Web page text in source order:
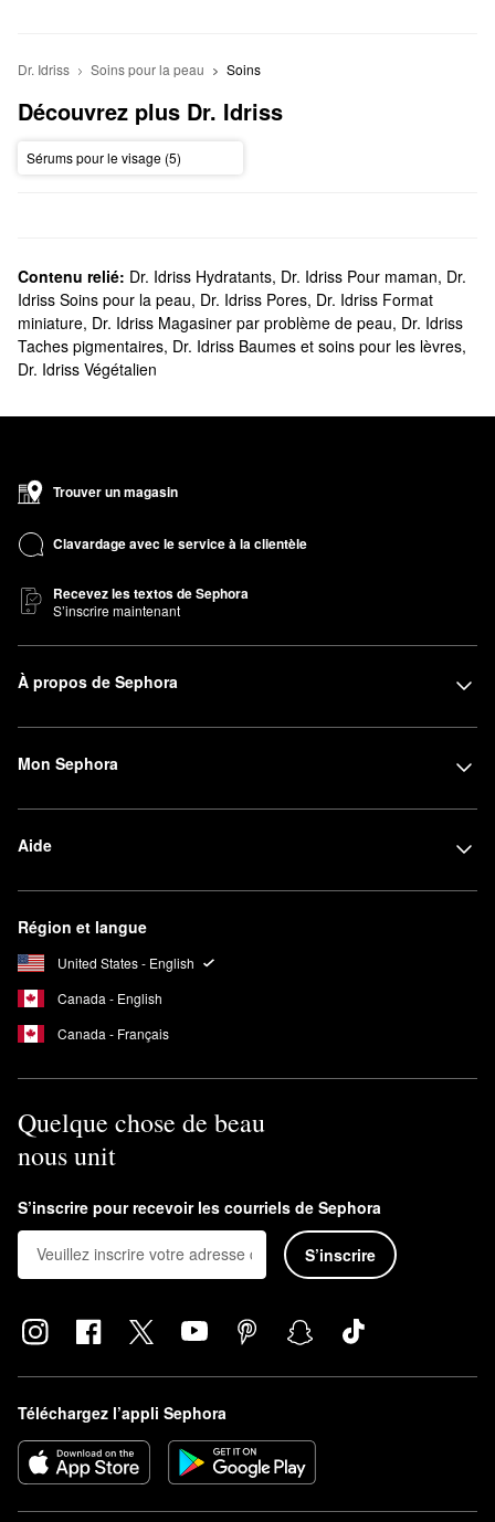
Dr. Idriss Soins pour la peau Soins
Découvrez plus Dr. Idriss
Sérums pour le visage (5)
Contenu relié: Dr. Idriss Hydratants, Dr. Idriss Pour maman, Dr.
Idriss Soins pour la peau, Dr. Idriss Pores, Dr. Idriss Format
miniature, Dr. Idriss Magasiner par problème de peau, Dr. Idriss
Taches pigmentaires, Dr. Idriss Baumes et soins pour les lèvres,
Dr. Idriss Végétalien
Trouver un magasin
Clavardage avec le service à la clientèle
Recevez les textos de Sephora
S’inscrire maintenant
À propos de Sephora
Mon Sephora
Aide
Région et langue
United States - English
Canada - English
Canada - Français
Quelque chose de beau
nous unit
S’inscrire pour recevoir les courriels de Sephora
S’inscrire
Téléchargez l’appli Sephora